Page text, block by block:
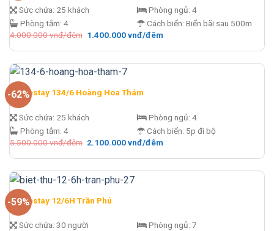
Sức chứa: 25 khách
Phòng tắm: 4
Phòng ngủ: 4
Cách biển: Biển bãi sau 500m
4.000.000vnđ/đêm Giá
là:
đêm.
1.400.000vnđ/đêmGiá
tại
1.400.000 vnđ/
-62%
Homestay 134/6 Hoàng Hoa Thám
Sức chứa: 25 khách
Phòng tắm: 4
Phòng ngủ: 4
Cách biển: 5p đi bộ
5.500.000vnđ/đêm Giá
là:
đêm.
2.100.000vnđ/đêmGiá
tại
2.100.000 vnđ/
-59%
Homestay 12/6H Trần Phú
Sức chứa: 30 người
Phòng ngủ: 7